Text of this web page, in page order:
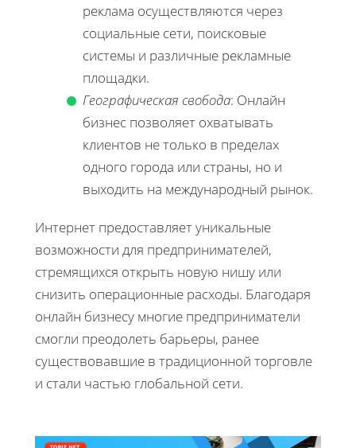
реклама осуществляются через
социальные сети, поисковые
системы и различные рекламные
площадки.
Географическая свобода: Онлайн
бизнес позволяет охватывать
клиентов не только в пределах
одного города или страны, но и
выходить на международный рынок.
Интернет предоставляет уникальные
возможности для предпринимателей,
стремящихся открыть новую нишу или
снизить операционные расходы. Благодаря
онлайн бизнесу многие предприниматели
смогли преодолеть барьеры, ранее
существовавшие в традиционной торговле
и стали частью глобальной сети.